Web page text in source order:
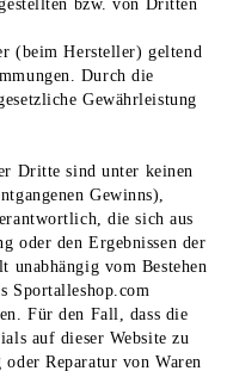
bzw. von Dritten
(beim Hersteller) geltend
Durch die
Gewährleistung
Dritte sind unter keinen
Gewinns),
die sich aus
oder den Ergebnissen der
unabhängig vom Bestehen
Sportalleshop.com
Für den Fall, dass die
auf dieser Website zu
Reparatur von Waren